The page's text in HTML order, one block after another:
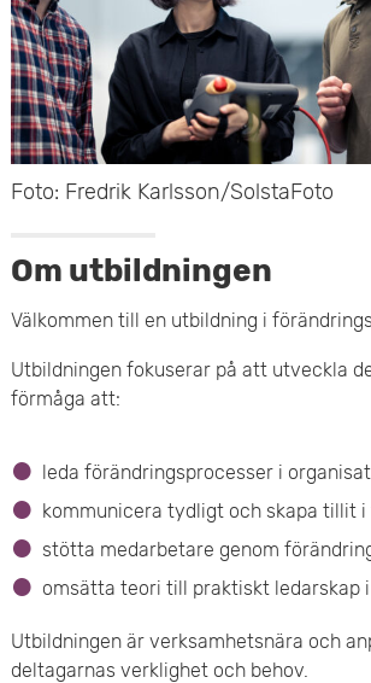
n
n
Foto: Fredrik Karlsson/SolstaFoto
Om utbildningen
Välkommen till en utbildning i
Utbildningen fokuserar på att utveckla
förmåga att:
leda förändringsprocesser i
kommunicera tydligt och skapa tillit i
stötta medarbetare genom
omsätta teori till praktiskt ledarskap
Utbildningen är verksamhetsnära och
deltagarnas verklighet och behov.